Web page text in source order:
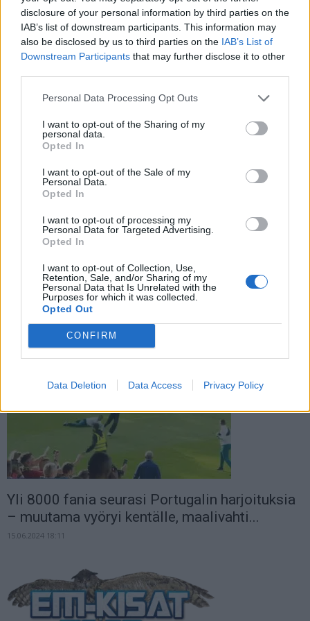
disclosure of your personal information by third parties on the
IAB’s list of downstream participants. This information may
also be disclosed by us to third parties on the IAB’s List of
Downstream Participants that may further disclose it to other
Personal Data Processing Opt Outs
I want to opt-out of the Sharing of my
personal data.
Opted In
I want to opt-out of the Sale of my
Personal Data.
Opted In
I want to opt-out of processing my
Personal Data for Targeted Advertising.
Opted In
I want to opt-out of Collection, Use,
Retention, Sale, and/or Sharing of my
Personal Data that Is Unrelated with the
Purposes for which it was collected.
Opted Out
CONFIRM
Data Deletion Data Access Privacy Policy
Karmaiseva moka – järjestysmies lanasi
Portugalin Goncalo Ramosin pelin jälkeen
23.06.2024 22:00
Cristiano Ronaldo tuuletti voittomaalia
röyhkeästi – somekansa ei arvostanut
temppua
Yli 8000 fania seurasi Portugalin harjoituksia
– muutama vyöryi kentälle, maalivahti...
15.06.2024 18:11